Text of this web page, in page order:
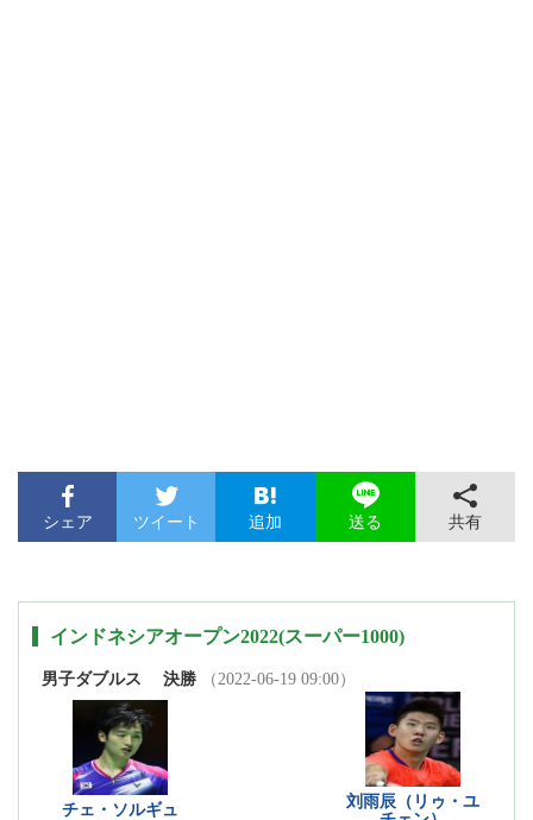
シェア ツイート 追加 送る 共有
インドネシアオープン2022(スーパー1000)
男子ダブルス 決勝 （2022-06-19 09:00）
チェ・ソルギュ
刘雨辰（リゥ・ユ